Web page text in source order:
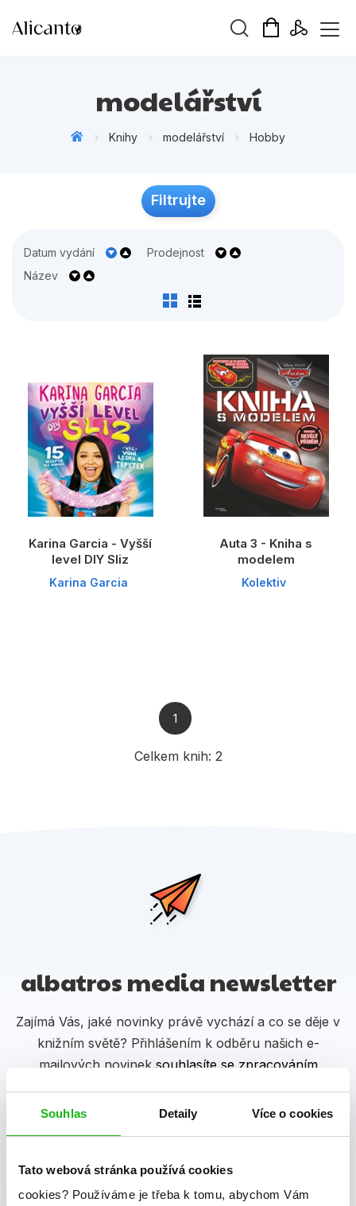
Souhlas Detaily Více o cookies
Tato webová stránka používá cookies
cookies? Používáme je třeba k tomu, abychom Vám
Tipy redakce
Dárkové zboží
Hobby
Jazyky
Kalendáře
Komiks
Křížovky
Kuchařky
Populárně - naučné pro děti
modelářství
Knihy modelářství Hobby
Filtrujte
Datum vydání
Prodejnost
Název
Karina Garcia - Vyšší
level DIY Sliz
Karina Garcia
Auta 3 - Kniha s
modelem
Kolektiv
Celkem knih: 2
1
albatros media newsletter
Zajímá Vás, jaké novinky právě vychází a co se děje v
knižním světě? Přihlášením k odběru našich e-
mailových novinek souhlasíte se zpracováním
Vaše e-mailová adresa
Potvrdit